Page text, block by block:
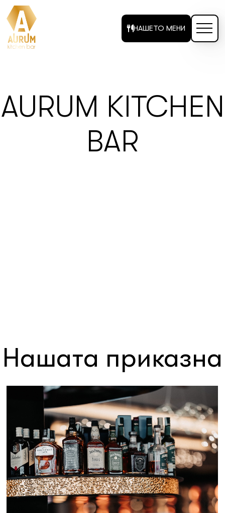
НАШЕТО МЕНИ
AURUM KITCHEN
BAR
Нашата приказна